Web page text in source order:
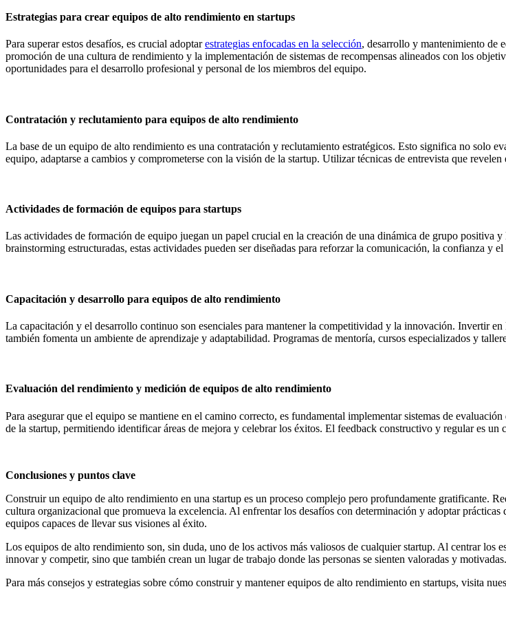
Estrategias para crear equipos de alto rendimiento en startups
Para superar estos desafíos, es crucial adoptarestrategias enfocadas en la selección, desarrollo y mantenimiento de
promoción de una cultura de rendimiento y la implementación de sistemas de recompensas alineados con los
oportunidades para el desarrollo profesional y personal de los miembros del equipo.
Contratación y reclutamiento para equipos de alto rendimiento
La base de un equipo de alto rendimiento es una contratación y reclutamiento estratégicos. Esto significa no solo
equipo, adaptarse a cambios y comprometerse con la visión de la startup. Utilizar técnicas de entrevista que
Actividades de formación de equipos para startups
Las actividades de formación de equipo juegan un papel crucial en la creación de una dinámica de grupo positiva
brainstorming estructuradas, estas actividades pueden ser diseñadas para reforzar la comunicación, la confianza y
Capacitación y desarrollo para equipos de alto rendimiento
La capacitación y el desarrollo continuo son esenciales para mantener la competitividad y la innovación. Invertir
también fomenta un ambiente de aprendizaje y adaptabilidad. Programas de mentoría, cursos especializados y
Evaluación del rendimiento y medición de equipos de alto rendimiento
Para asegurar que el equipo se mantiene en el camino correcto, es fundamental implementar sistemas de
de la startup, permitiendo identificar áreas de mejora y celebrar los éxitos. El feedback constructivo y regular es un
Conclusiones y puntos clave
Construir un equipo de alto rendimiento en una startup es un proceso complejo pero profundamente gratificante.
cultura organizacional que promueva la excelencia. Al enfrentar los desafíos con determinación y adoptar
equipos capaces de llevar sus visiones al éxito.
Los equipos de alto rendimiento son, sin duda, uno de los activos más valiosos de cualquier startup. Al centrar los
innovar y competir, sino que también crean un lugar de trabajo donde las personas se sienten valoradas y motivadas.
Para más consejos y estrategias sobre cómo construir y mantener equipos de alto rendimiento en startups, visita